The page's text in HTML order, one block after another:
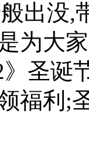
出没,
为大
圣诞
福利;